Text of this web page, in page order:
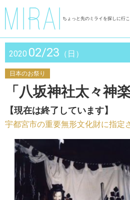
ちょっと先のミライを探しに行こ
2020 02/23 （日）
日本のお祭り
「八坂神社太々神楽
【現在は終了しています】
宇都宮市の重要無形文化財に指定